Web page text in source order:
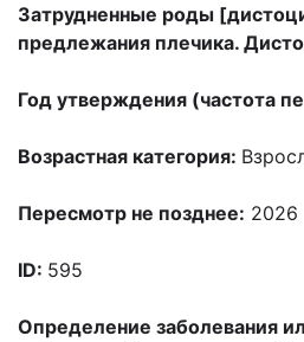
Затрудненные роды
предлежания плечика.
Год утверждения (частота
Возрастная категория:
Пересмотр не позднее: 2026
ID: 595
Определение заболевания